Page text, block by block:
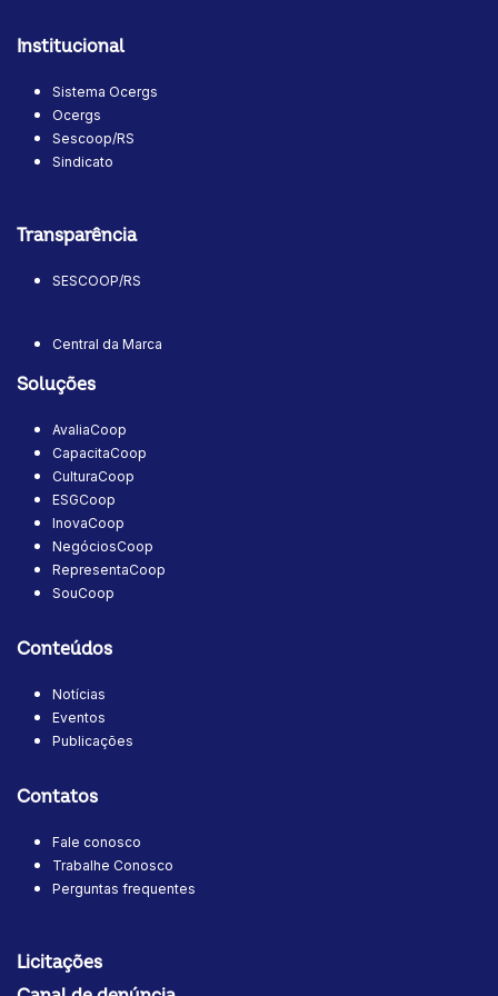
Institucional
Sistema Ocergs
Ocergs
Sescoop/RS
Sindicato
Transparência
SESCOOP/RS
Central da Marca
Soluções
AvaliaCoop
CapacitaCoop
CulturaCoop
ESGCoop
InovaCoop
NegóciosCoop
RepresentaCoop
SouCoop
Conteúdos
Notícias
Eventos
Publicações
Contatos
Fale conosco
Trabalhe Conosco
Perguntas frequentes
Licitações